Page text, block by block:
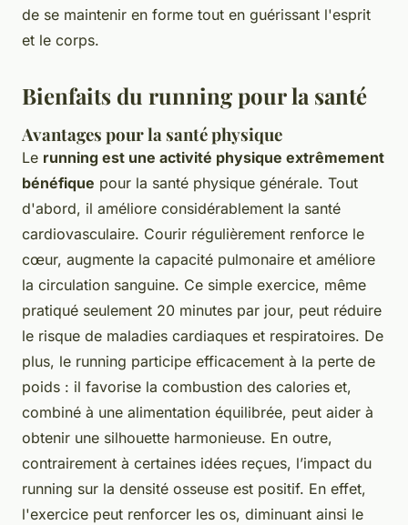
de se maintenir en forme tout en guérissant l'esprit
et le corps.
Bienfaits du running pour la santé
Avantages pour la santé physique
Le running est une activité physique extrêmement
bénéfique pour la santé physique générale. Tout
d'abord, il améliore considérablement la santé
cardiovasculaire. Courir régulièrement renforce le
cœur, augmente la capacité pulmonaire et améliore
la circulation sanguine. Ce simple exercice, même
pratiqué seulement 20 minutes par jour, peut réduire
le risque de maladies cardiaques et respiratoires. De
plus, le running participe efficacement à la perte de
poids : il favorise la combustion des calories et,
combiné à une alimentation équilibrée, peut aider à
obtenir une silhouette harmonieuse. En outre,
contrairement à certaines idées reçues, l’impact du
running sur la densité osseuse est positif. En effet,
l'exercice peut renforcer les os, diminuant ainsi le